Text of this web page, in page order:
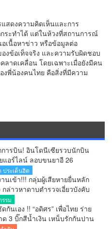
สดงความคิดเห็นและการ
ระทำได้ แต่ในห้วงที่สถานการณ์
อเนื้อหาข่าว หรือข้อมูลต่อ
ข้อเท็จจริง และความรับผิดชอบ
ลาดเคลื่อน โดยเฉพาะเมื่อยังมีคน
พี่น้องคนไทย คือสิ่งที่มีความ
การบิน! อินโดนีเซียรวบนักบิน
แอร์ไลน์ ลอบขนยาอี 26
คาสนามบิน
ประเด็นฮิต
นเข้า!!! กลุ่มผู้เสียหายยื่นหลัก
กล่าวหาดาบตำรวจเอี่ยวบังคับ
อนาจาร ขู่ยัดยา มีผู้เสียหาย
เร่งตรวจสอบ
รม
กันเอง !! “อดิศร” เพื่อไทย ร่าย
3 บิ๊กสีน้ำเงิน เหน็บรักกันปาน